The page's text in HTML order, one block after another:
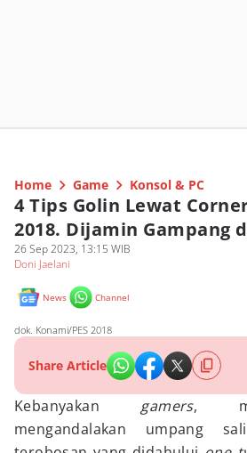
Home Game Konsol & PC
4 Tips Golin Lewat
2018. Dijamin Gampang
26 Sep 2023, 13:15 WIB
Doni Jaelani
News Channel
dok. Konami/PES 2018
Share Article
Kebanyakan gamers,
mengandalakan umpang